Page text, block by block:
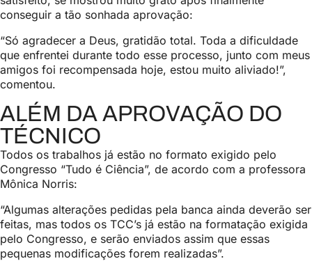
conseguir a tão sonhada aprovação:
“Só agradecer a Deus, gratidão total. Toda a dificuldade
que enfrentei durante todo esse processo, junto com meus
amigos foi recompensada hoje, estou muito aliviado!”,
comentou.
ALÉM DA APROVAÇÃO DO
TÉCNICO
Todos os trabalhos já estão no formato exigido pelo
Congresso “Tudo é Ciência”, de acordo com a professora
Mônica Norris:
“Algumas alterações pedidas pela banca ainda deverão ser
feitas, mas todos os TCC’s já estão na formatação exigida
pelo Congresso, e serão enviados assim que essas
pequenas modificações forem realizadas”.